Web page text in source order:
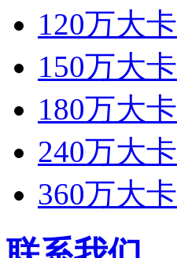
120万大卡
150万大卡
180万大卡
240万大卡
360万大卡